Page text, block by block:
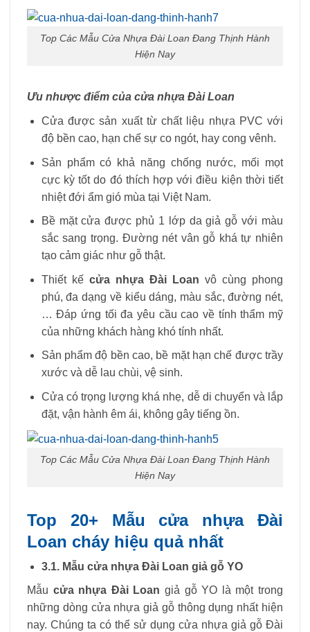
Top Các Mẫu Cửa Nhựa Đài Loan Đang Thịnh Hành
Hiện Nay
Ưu nhược điểm của cửa nhựa Đài Loan
Cửa được sản xuất từ chất liệu nhựa PVC với
độ bền cao, hạn chế sự co ngót, hay cong vênh.
Sản phẩm có khả năng chống nước, mối mọt
cực kỳ tốt do đó thích hợp với điều kiện thời tiết
nhiệt đới ẩm gió mùa tại Việt Nam.
Bề mặt cửa được phủ 1 lớp da giả gỗ với màu
sắc sang trọng. Đường nét vân gỗ khá tự nhiên
tạo cảm giác như gỗ thật.
Thiết kế cửa nhựa Đài Loan vô cùng phong
phú, đa dạng về kiểu dáng, màu sắc, đường nét,
… Đáp ứng tối đa yêu cầu cao về tính thẩm mỹ
của những khách hàng khó tính nhất.
Sản phẩm độ bền cao, bề mặt hạn chế được trầy
xước và dễ lau chùi, vệ sinh.
Cửa có trọng lượng khá nhẹ, dễ di chuyển và lắp
đặt, vận hành êm ái, không gây tiếng ồn.
Top Các Mẫu Cửa Nhựa Đài Loan Đang Thịnh Hành
Hiện Nay
Top 20+ Mẫu cửa nhựa Đài
Loan cháy hiệu quả nhất
3.1. Mẫu cửa nhựa Đài Loan giả gỗ YO
Mẫu cửa nhựa Đài Loan giả gỗ YO là một trong
những dòng cửa nhựa giả gỗ thông dụng nhất hiện
nay. Chúng ta có thể sử dụng cửa nhựa giả gỗ Đài